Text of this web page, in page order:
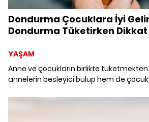
Dondurma Çocuklara İyi
Dondurma Tüketirken
YAŞAM
Anne ve çocukların birlikte tüketmekten
annelerin besleyici bulup hem de
atıştırmalıklardan biridir.